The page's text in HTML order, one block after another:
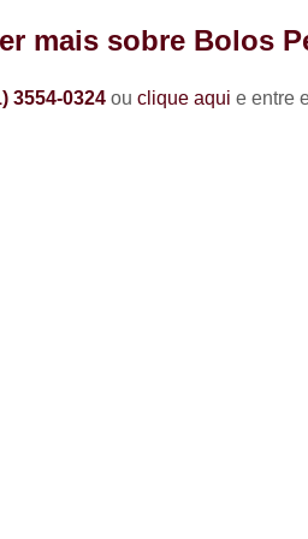
mais sobre Bolos
3554-0324 ou clique aqui e entre